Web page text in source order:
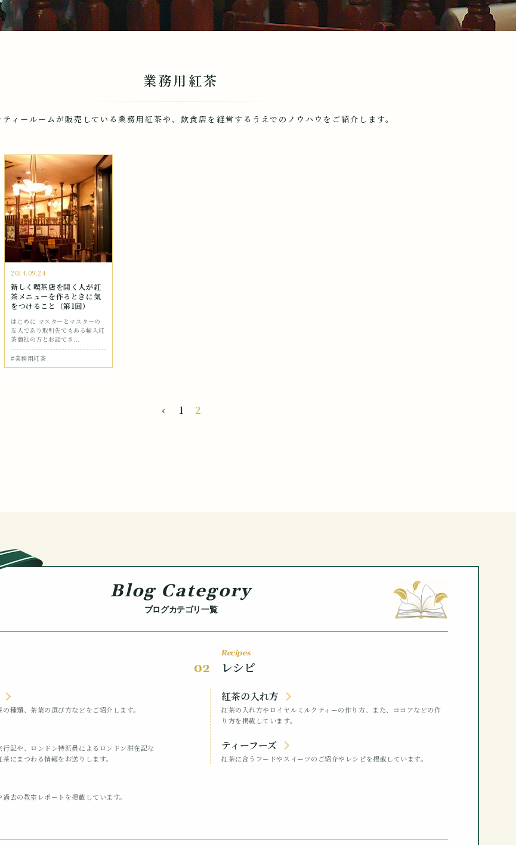
業務用紅茶
ティールームが販売している業務用紅茶や、飲食店を経営するうえでのノウハウをご紹介します。
2014.09.24
新しく喫茶店を開く人が紅
茶メニューを作るときに気
をつけること（第1回）
はじめに マスターとマスターの
友人であり取引先でもある輸入紅
茶商社の方とお話でき...
#業務用紅茶
‹ 1 2
Blog Category
ブログカテゴリ一覧
種類、茶葉の選び方などをご紹介します。
行記や、ロンドン特派員によるロンドン滞在記な
にまつわる情報をお送りします。
去の教室レポートを掲載しています。
Recipes
02 レシピ
紅茶の入れ方
紅茶の入れ方やロイヤルミルクティーの作り方、また、ココアなどの作
り方を掲載しています。
ティーフーズ
紅茶に合うフードやスイーツのご紹介やレシピを掲載しています。